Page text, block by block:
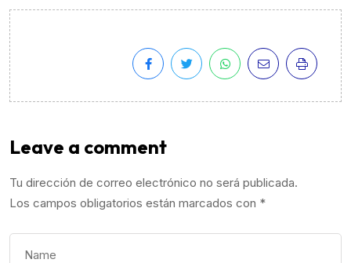
Leave a comment
Tu dirección de correo electrónico no será publicada.
Los campos obligatorios están marcados con *